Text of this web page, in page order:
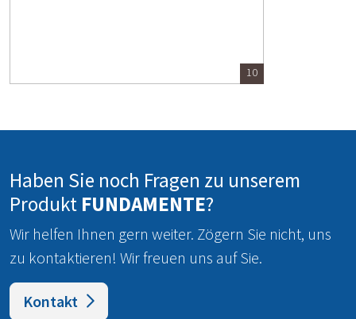
10
Haben Sie noch Fragen zu unserem
Produkt FUNDAMENTE?
Wir helfen Ihnen gern weiter. Zögern Sie nicht, uns
zu kontaktieren! Wir freuen uns auf Sie.
Kontakt